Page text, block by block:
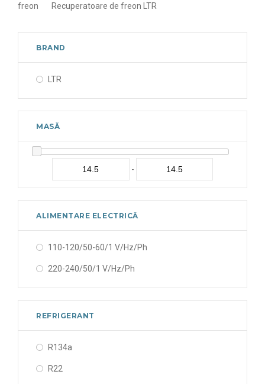
freon
Recuperatoare de freon LTR
BRAND
LTR
MASĂ
-
ALIMENTARE ELECTRICĂ
110-120/50-60/1 V/Hz/Ph
220-240/50/1 V/Hz/Ph
REFRIGERANT
R134a
R22